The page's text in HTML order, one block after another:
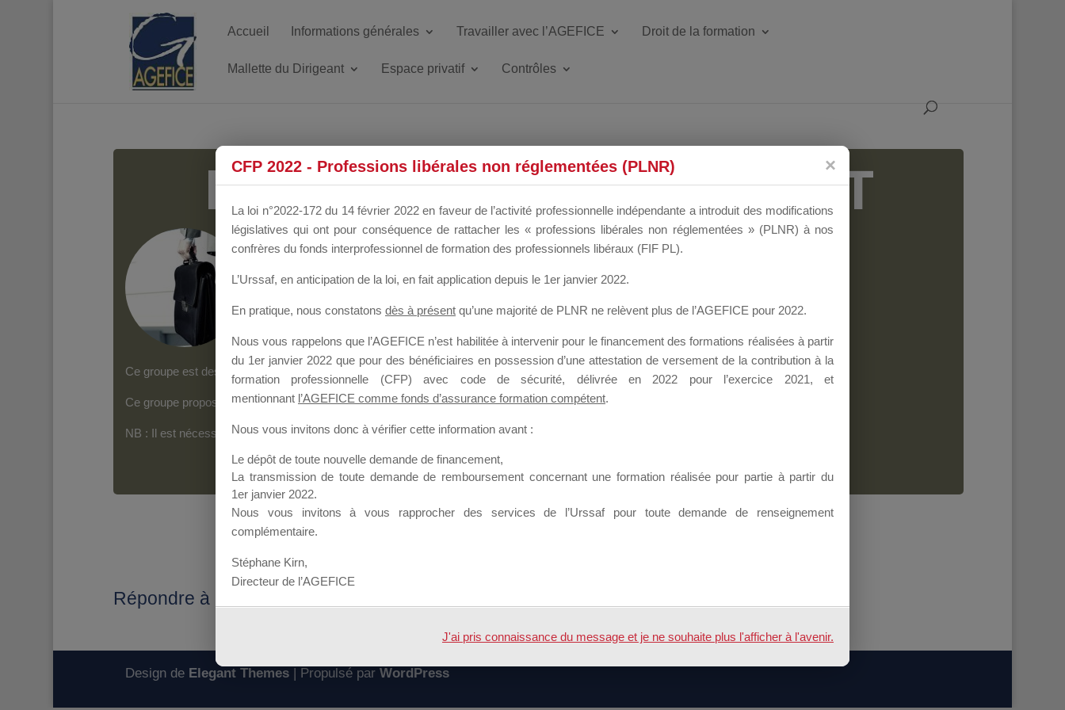
Accueil Informations générales Travailler avec l’AGEFICE Droit de la formation
Mallette du Dirigeant Espace privatif Contrôles
MALLETTE DU DIRIGEANT
Groupe Public il y a un mois
Ce groupe est destiné aux Organismes de Formation qui souhaitent répondre à l’Appel à Propositions Mallette du Dirigeant.
Ce groupe propose un forum dédié au support sur lequel il est possible de laisser un message ou poser une question.
NB : Il est nécessaire d’êtreinscrit(e)pour pouvoir rejoindre ce groupe
Répondre à : Transmission DPC mallette du dirigeant
Design de Elegant Themes| Propulsé par WordPress
CFP 2022 - Professions libérales non réglementées (PLNR)
La loi n°2022-172 du 14 février 2022 en faveur de l’activité professionnelle indépendante a introduit des modifications
législatives qui ont pour conséquence de rattacher les « professions libérales non réglementées » (PLNR) à nos
confrères du fonds interprofessionnel de formation des professionnels libéraux (FIF PL).
L’Urssaf, en anticipation de la loi, en fait application depuis le 1er janvier 2022.
En pratique, nous constatons dès à présent qu’une majorité de PLNR ne relèvent plus de l’AGEFICE pour 2022.
Nous vous rappelons que l’AGEFICE n’est habilitée à intervenir pour le financement des formations réalisées à partir
du 1er janvier 2022 que pour des bénéficiaires en possession d’une attestation de versement de la contribution à la
formation professionnelle (CFP) avec code de sécurité, délivrée en 2022 pour l’exercice 2021, et
mentionnant l’AGEFICE comme fonds d’assurance formation compétent.
Nous vous invitons donc à vérifier cette information avant :
Le dépôt de toute nouvelle demande de financement,
La transmission de toute demande de remboursement concernant une formation réalisée pour partie à partir du
1er janvier 2022.
Nous vous invitons à vous rapprocher des services de l’Urssaf pour toute demande de renseignement
complémentaire.
Stéphane Kirn,
Directeur de l’AGEFICE
J'ai pris connaissance du message et je ne souhaite plus l'afficher à l'avenir.